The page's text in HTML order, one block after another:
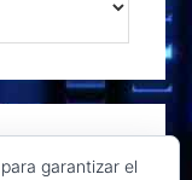
garantizar el